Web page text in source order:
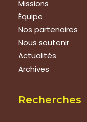
Missions
Équipe
Nos partenaires
Nous soutenir
Actualités
Archives
Recherches